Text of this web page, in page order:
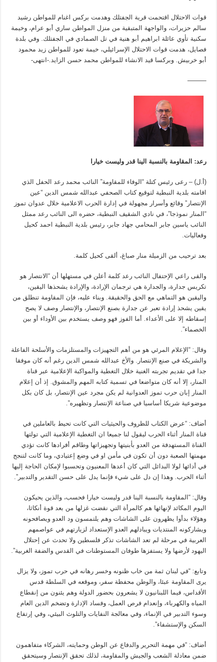
قوات الاحتلال اقتحمت قرية الجفتلك وهدمت بركس اغنام للمواطن رشيد
سالم حزيرات، والواجهة المتبقية من منزل المواطن ساري أبو عرام، وخيمة
سكنية تأوي عائلة ابراهيم أبو هنية في تل الصمادي في الجفتلك. وفي بلدة
فصايل، هدمت قوات الاحتلال الإسرائيلي، خيمة تعود للمواطن زيد محمود
أبو خربيش. وبركسا قيد الانشاء للمواطن محمد حسن الزايد.-انتهى-
———
رعد: المقاومة بالنسبة الينا قدر وليست خيارا
(أ.ل) – رعى رئيس كتلة “الوفاء للمقاومة” النائب محمد رعد الحفل الذي
اقامته بلدية النبطية لتوقيع كتاب الصحفي عبدالله شمس الدين “عين
الإنتصار” وقائع وأسرار مجهولة في إدارة الحرب الاعلامية خلال عدوان تموز
“المنار نموذجا”، في نادي الشقيف النبطية، حضره الى النائب رعد ممثل
النائب ياسين جابر المحامي جهاد جابر، رئيس بلدية النبطية احمد كحيل
وفعاليات.
بعد ترحيب من الزميلة منار صباغ، ألقى كحيل كلمة.
والقى راعي الإحتفال النائب رعد كلمة أعلن في مستهلها أن “الانتصار هو
تكريس جدارة، والجدارة هي ترجمان الإرادة، والإرادة يشحذها اليقين،
واليقين هو التماهي مع الحق والحقيقة. وبناء عليه، فإن المقاومة تنطلق من
يقين يشحذ إرادة تعبر عن جدارة بصنع الإنتصار، والإنتصار وصف لا يصح
إسقاطه إلا على الأعداء. أما الفوز فهو وصف يستخدم بين الأوداء أو بين
الخصماء”.
وقال: “الإعلام المرئي هو من أهم التجهيزات والمستلزمات والأسلحة الفاعلة
والشريكة في صنع الإنتصار. والأخ عبدالله شمس الدين رغم أنه كان موفقا
جدا في تقديم تجربته الغنية خلال التغطية والمواكبة الإعلامية عبر قناة
المنار، إلا أنه كان متواضعا في تسمية كتابه المهم والمشوق. إذ أن إعلام
المنار إبان حرب تموز العدوانية لم يكن مجرد عين الإنتصار، بل كان بكل
موضوعية شريكا أساسيا في صناعة الإنتصار وتظهيره”.
أضاف: “عرض الكتاب للظروف والحيثيات التي كانت تحيط بالعاملين في
قناة المنار أثناء الحرب ليقول لنا جميعا ان التغطية الإعلامية التي تولتها
القناة المستهدفة من العدو بأبنيتها وتجهيزاتها وطاقم أفرادها كانت تؤدي
مهمتها الصعبة دون أن تكون في مأمن او في وضع إعتيادي، وما كانت لتنجح
في أدائها لولا البدائل التي كان أعدها المعنيون وتحسبوا لإمكان الحاجة إليها
أثناء الحرب. وهذا إن دل على شيء فإنما يدل على حسن التقدير والتدبير”.
وقال: “المقاومة بالنسبة الينا قدر وليست خيارا فحسب، والذين يحيكون
اليوم المكائد لإنهائها هم كالمرأة التي نقضت غزلها من بعد قوة أنكاثا،
وهؤلاء بدأوا يظهرون على الشاشات وهم يلتمسون ود العدو ويصافحونه
ويشاركونه المنتديات ويبادلهم العدو الإستعداد لزيارتهم في عواصمهم
العربية في مرحلة لم تعد الشاشات تذكر فلسطين ولا تحدث عن إحتلال
اليهود لأرضها ولا يستفزها طوفان المستوطنات في القدس والضفة الغربية”.
وتابع: “في لبنان ثمة من خاب ظنونه وخسر رهانه في حرب تموز، ولا يزال
يرى المقاومة عبئا، والوطن محفظة سفر، وموقعه في السلطة قدس
الأقداس، فيما اللبنانيون لا يشعرون بحضور الدولة وهم يئنون من إنقطاع
المياه والكهرباء، وإنعدام فرص العمل، وفساد الإدارة وتضخم الدين العام
وسوء التدبير في الإنماء، وفي معالجة النفايات والتلوث البيئي، وفي إرتفاع
السكن والإستشفاء”.
أضاف: “في مهمة التحرير والدفاع عن الوطن وحمايته، الشركاء متفاهمون
ضمن معادلة الشعب والجيش والمقاومة، لذلك تحقق الإنتصار وسيتحقق